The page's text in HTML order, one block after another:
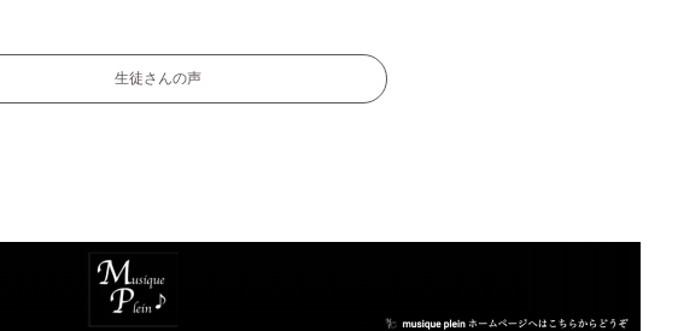
生徒さんの声